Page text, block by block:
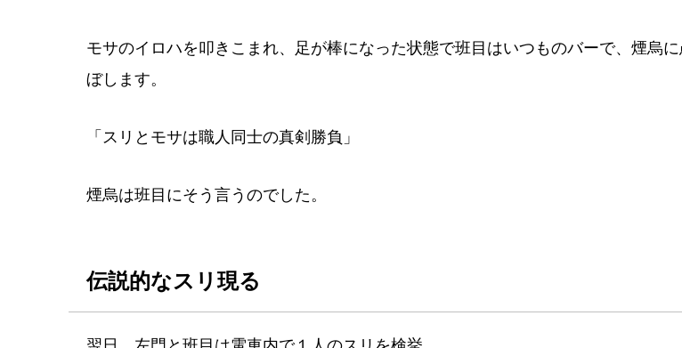
モサのイロハを叩きこまれ、足が棒になった状態で班目はいつものバーで、煙烏に
ぼします。
「スリとモサは職人同士の真剣勝負」
煙烏は班目にそう言うのでした。
伝説的なスリ現る